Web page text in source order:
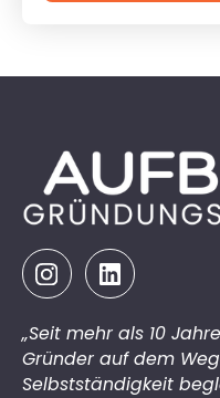
„Seit mehr als 10
Gründer auf dem
Selbstständigkeit